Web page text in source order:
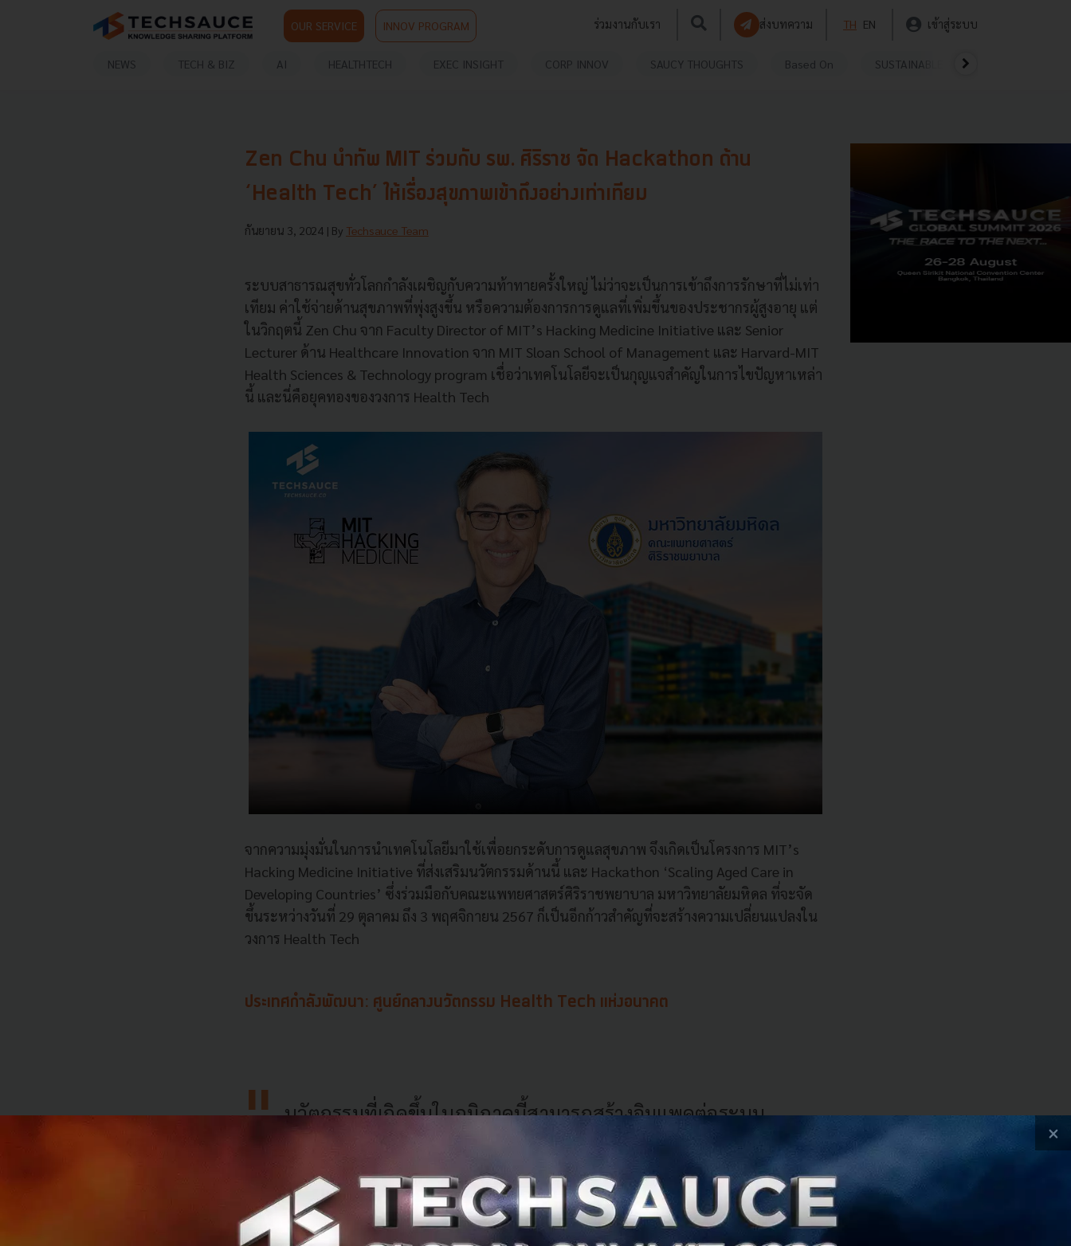
OUR SERVICE INNOV PROGRAM ร่วมงานกับเรา ส่งบทความ TH EN เข้าสู่ระบบ
NEWS TECH & BIZ AI HEALTHTECH EXEC INSIGHT CORP INNOV SAUCY THOUGHTS Based On SUSTAINABLE
Zen Chu นำทัพ MIT ร่วมกับ รพ. ศิริราช จัด Hackathon ด้าน
‘Health Tech’ ให้เรื่องสุขภาพเข้าถึงอย่างเท่าเทียม
กันยายน 3, 2024 | By Techsauce Team
ระบบสาธารณสุขทั่วโลกกำลังเผชิญกับความท้าทายครั้งใหญ่ ไม่ว่าจะเป็นการเข้าถึงการรักษาที่ไม่เท่า
เทียม ค่าใช้จ่ายด้านสุขภาพที่พุ่งสูงขึ้น หรือความต้องการการดูแลที่เพิ่มขึ้นของประชากรผู้สูงอายุ แต่
ในวิกฤตนี้ Zen Chu จาก Faculty Director of MIT’s Hacking Medicine Initiative และ Senior
Lecturer ด้าน Healthcare Innovation จาก MIT Sloan School of Management และ Harvard-MIT
Health Sciences & Technology program เชื่อว่าเทคโนโลยีจะเป็นกุญแจสำคัญในการไขปัญหาเหล่า
นี้ และนี่คือยุคทองของวงการ Health Tech
จากความมุ่งมั่นในการนำเทคโนโลยีมาใช้เพื่อยกระดับการดูแลสุขภาพ จึงเกิดเป็นโครงการ MIT’s
Hacking Medicine Initiative ที่ส่งเสริมนวัตกรรมด้านนี้ และ Hackathon ‘Scaling Aged Care in
Developing Countries’ ซึ่งร่วมมือกับคณะแพทยศาสตร์ศิริราชพยาบาล มหาวิทยาลัยมหิดล ที่จะจัด
ขึ้นระหว่างวันที่ 29 ตุลาคม ถึง 3 พฤศจิกายน 2567 ก็เป็นอีกก้าวสำคัญที่จะสร้างความเปลี่ยนแปลงใน
วงการ Health Tech
ประเทศกำลังพัฒนา: ศูนย์กลางนวัตกรรม Health Tech แห่งอนาคต
นวัตกรรมที่เกิดขึ้นในภูมิภาคนี้สามารถสร้างอิมแพคต่อระบบ
×